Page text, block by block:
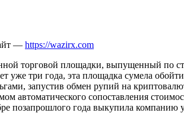
— https://wazirx.com
торговой площадки, выпущенный по
уже три года, эта площадка сумела обойти
запустив обмен рупий на
автоматического сопоставления
позапрошлого года выкупила компанию